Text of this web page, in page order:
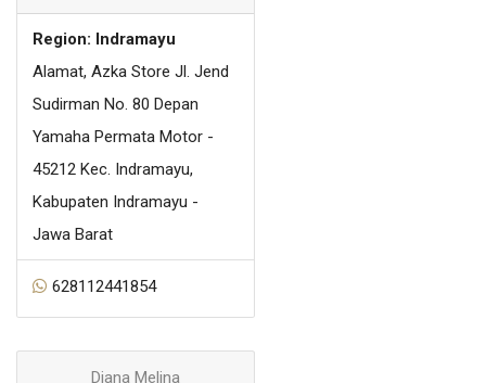
Region: Indramayu
Alamat, Azka Store Jl. Jend
Sudirman No. 80 Depan
Yamaha Permata Motor -
45212 Kec. Indramayu,
Kabupaten Indramayu -
Jawa Barat
628112441854
Diana Melina